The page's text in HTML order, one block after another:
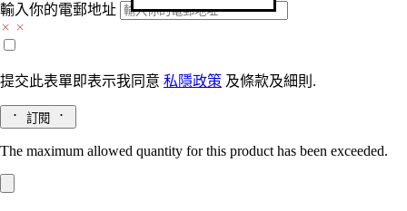
輸入你的電郵地址
提交此表單即表示我同意 私隱政策 及條款及細則.
訂閱
The maximum allowed quantity for this product has been exceeded.